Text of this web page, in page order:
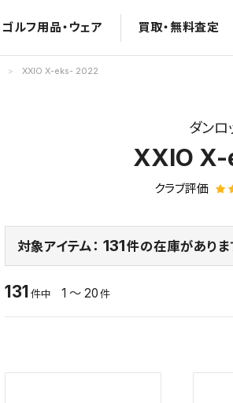
ゴルフ用品・ウェア 買取・無料査定
XXIO X-eks- 2022
ダンロ
XXIO
クラブ評価
対象アイテム： 131件の在庫がありま
131 件中 1 ～ 20 件